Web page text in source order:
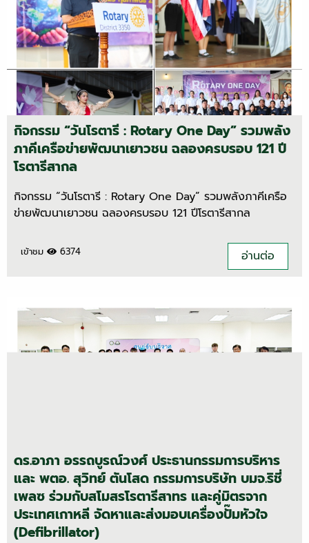
กิจกรรม “วันโรตารี : Rotary One Day” รวมพลัง
ภาคีเครือข่ายพัฒนาเยาวชน ฉลองครบรอบ 121 ปี
โรตารีสากล
กิจกรรม “วันโรตารี : Rotary One Day” รวมพลังภาคีเครือ
ข่ายพัฒนาเยาวชน ฉลองครบรอบ 121 ปีโรตารีสากล
เข้าชม 6374 อ่านต่อ
ดร.อาภา อรรถบูรณ์วงศ์ ประธานกรรมการบริหาร
และ พตอ. สุวิทย์ ตันโสด กรรมการบริษัท บมจ.ริชี่
เพลซ ร่วมกับสโมสรโรตารีสาทร และคู่มิตรจาก
ประเทศเกาหลี จัดหาและส่งมอบเครื่องปั๊มหัวใจ
(Defibrillator)